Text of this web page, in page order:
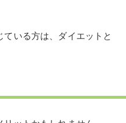
ている方は、ダイエットと